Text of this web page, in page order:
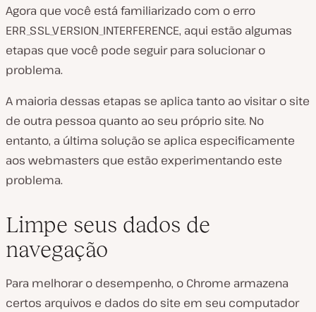
Agora que você está familiarizado com o erro
ERR_SSL_VERSION_INTERFERENCE, aqui estão algumas
etapas que você pode seguir para solucionar o
problema.
A maioria dessas etapas se aplica tanto ao visitar o site
de outra pessoa quanto ao seu próprio site. No
entanto, a última solução se aplica especificamente
aos webmasters que estão experimentando este
problema.
Limpe seus dados de
navegação
Para melhorar o desempenho, o Chrome armazena
certos arquivos e dados do site em seu computador